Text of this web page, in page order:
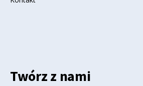
Twórz z nami